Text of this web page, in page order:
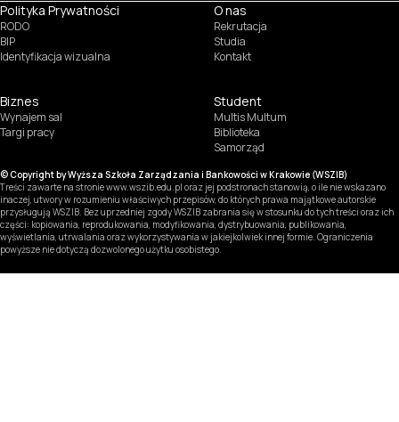
Polityka Prywatności
RODO
BIP
Identyfikacja wizualna
O nas
Rekrutacja
Studia
Kontakt
Biznes
Wynajem sal
Targi pracy
Student
Multis Multum
Biblioteka
Samorząd
© Copyright by Wyższa Szkoła Zarządzania i Bankowości w Krakowie (WSZIB)
Treści zawarte na stronie www.wszib.edu.pl oraz jej podstronach stanowią, o ile nie wskazano
inaczej, utwory w rozumieniu właściwych przepisów, do których prawa majątkowe autorskie
przysługują WSZIB. Bez uprzedniej zgody WSZIB zabrania się w stosunku do tych treści oraz ich
części: kopiowania, reprodukowania, modyfikowania, dystrybuowania, publikowania,
wyświetlania, utrwalania oraz wykorzystywania w jakiejkolwiek innej formie. Ograniczenia
powyższe nie dotyczą dozwolonego użytku osobistego.